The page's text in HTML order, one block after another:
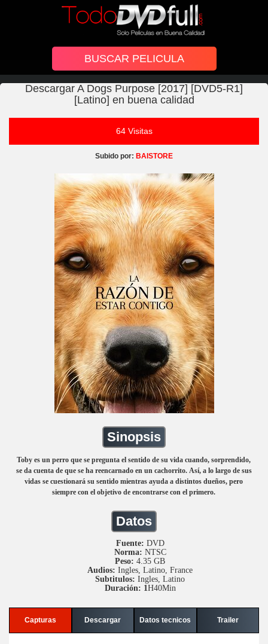
Descargar A Dogs Purpose [2017] [DVD5-R1]
[Latino] en buena calidad
64 Visitas
Subido por: BAISTORE
Sinopsis
Toby es un perro que se pregunta el sentido de su vida cuando, sorprendido,
se da cuenta de que se ha reencarnado en un cachorrito. Así, a lo largo de sus
vidas se cuestionará su sentido mientras ayuda a distintos dueños, pero
siempre con el objetivo de encontrarse con el primero.
Datos
Fuente: DVD
Norma: NTSC
Peso: 4.35 GB
Audios: Ingles, Latino, France
Subtitulos: Ingles, Latino
Duración: 1H40Min
Capturas Descargar Datos tecnicos Trailer